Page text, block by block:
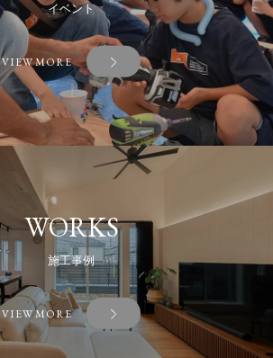
イベント
VIEW MORE
WORKS
施工事例
VIEW MORE